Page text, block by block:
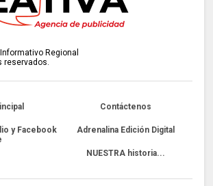
Regional
reservados.
Contáctenos
y Facebook
Adrenalina Edición Digital
NUESTRA historia...